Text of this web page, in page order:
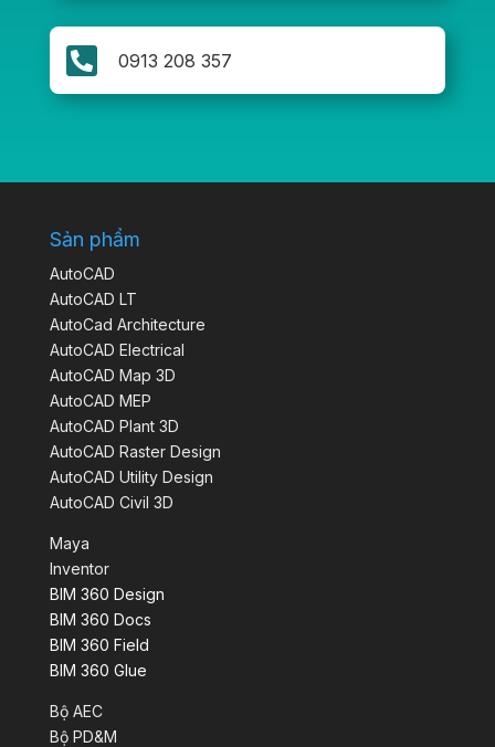
 0913 208 357
Sản phẩm
AutoCAD
AutoCAD LT
AutoCad Architecture
AutoCAD Electrical
AutoCAD Map 3D
AutoCAD MEP
AutoCAD Plant 3D
AutoCAD Raster Design
AutoCAD Utility Design
AutoCAD Civil 3D
Maya
Inventor
BIM 360 Design
BIM 360 Docs
BIM 360 Field
BIM 360 Glue
Bộ AEC
Bộ PD&M